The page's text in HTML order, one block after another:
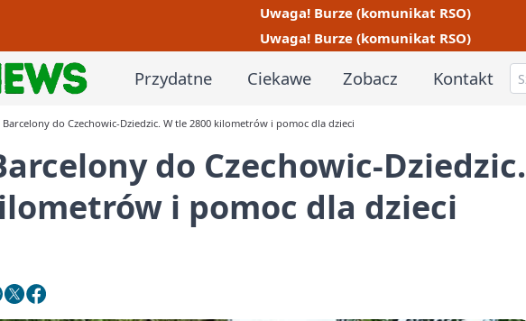
Uwaga! Burze (komunikat RSO)
Uwaga! Burze (komunikat RSO)
Przydatne Ciekawe Zobacz Kontakt
Barcelony do Czechowic-Dziedzic. W tle 2800 kilometrów i pomoc dla dzieci
do Czechowic-Dziedzic.
i pomoc dla dzieci